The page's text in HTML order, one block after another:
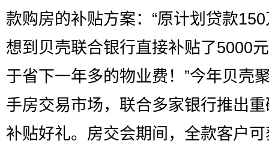
款购房的补贴方案：“原计划贷款
想到贝壳联合银行直接补贴了5000
于省下一年多的物业费！”今年贝壳
手房交易市场，联合多家银行推出
补贴好礼。房交会期间，全款客户